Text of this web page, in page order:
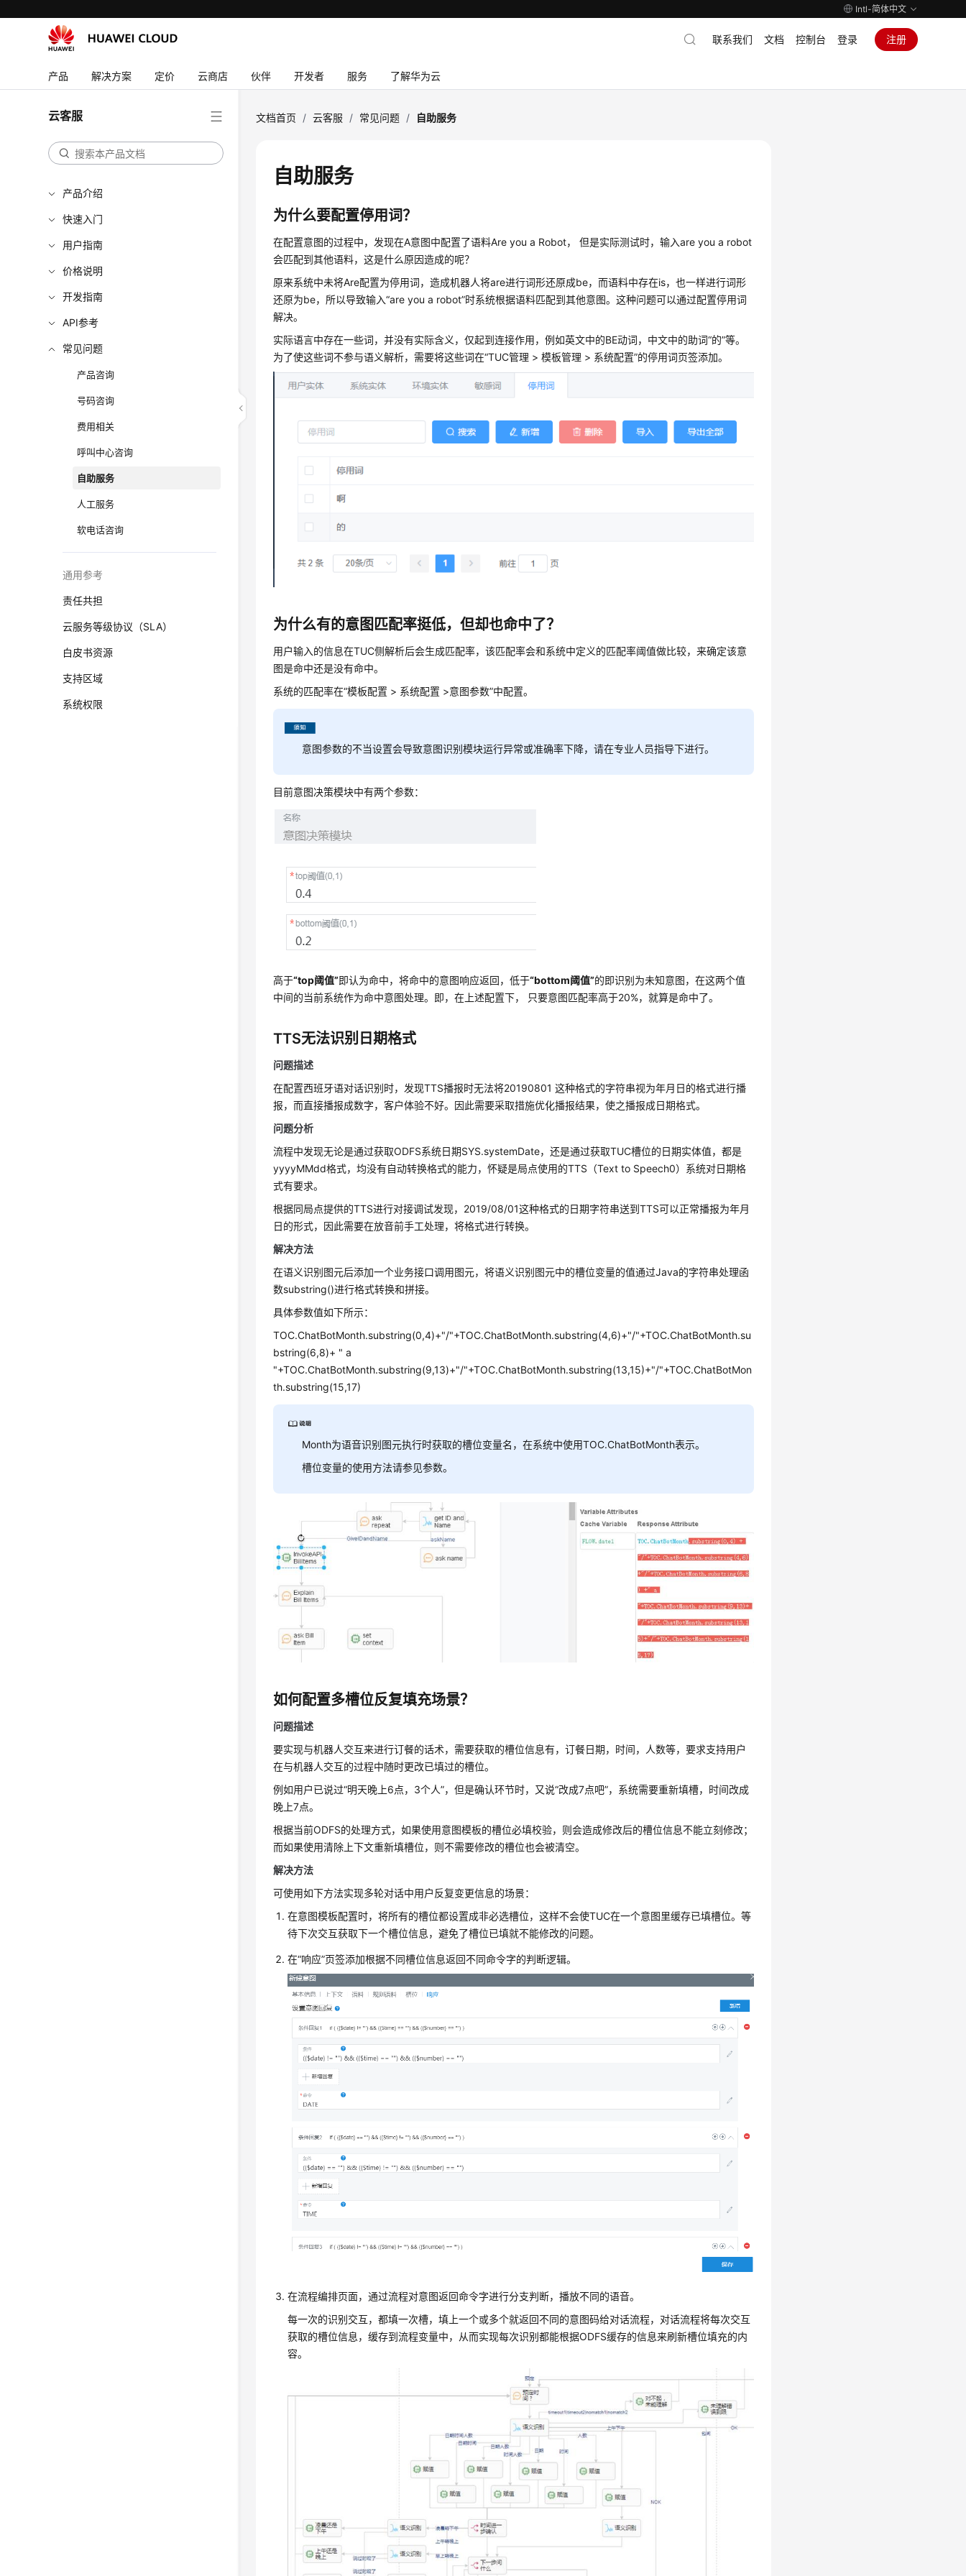
Intl-简体中文
产品 解决方案 定价 云商店 伙伴 开发者 服务 了解华为云
联系我们 文档 控制台 登录 注册
云客服
产品介绍
快速入门
用户指南
价格说明
开发指南
API参考
常见问题
产品咨询
号码咨询
费用相关
呼叫中心咨询
自助服务
人工服务
软电话咨询
通用参考
责任共担
云服务等级协议（SLA）
白皮书资源
支持区域
系统权限
文档首页 / 云客服 / 常见问题 / 自助服务
自助服务
为什么要配置停用词？
在配置意图的过程中，发现在A意图中配置了语料Are you a Robot， 但是实际测试时，输入are you a robot
会匹配到其他语料，这是什么原因造成的呢？
原来系统中未将Are配置为停用词，造成机器人将are进行词形还原成be，而语料中存在is，也一样进行词形
还原为be，所以导致输入“are you a robot”时系统根据语料匹配到其他意图。这种问题可以通过配置停用词
解决。
实际语言中存在一些词，并没有实际含义，仅起到连接作用，例如英文中的BE动词，中文中的助词“的”等。
为了使这些词不参与语义解析，需要将这些词在“TUC管理 > 模板管理 > 系统配置”的停用词页签添加。
为什么有的意图匹配率挺低，但却也命中了？
用户输入的信息在TUC侧解析后会生成匹配率，该匹配率会和系统中定义的匹配率阈值做比较，来确定该意
图是命中还是没有命中。
系统的匹配率在“模板配置 > 系统配置 >意图参数”中配置。
意图参数的不当设置会导致意图识别模块运行异常或准确率下降，请在专业人员指导下进行。
目前意图决策模块中有两个参数：
高于“top阈值”即认为命中，将命中的意图响应返回，低于“bottom阈值”的即识别为未知意图，在这两个值
中间的当前系统作为命中意图处理。即，在上述配置下， 只要意图匹配率高于20%，就算是命中了。
TTS无法识别日期格式
问题描述
在配置西班牙语对话识别时，发现TTS播报时无法将20190801 这种格式的字符串视为年月日的格式进行播
报，而直接播报成数字，客户体验不好。因此需要采取措施优化播报结果，使之播报成日期格式。
问题分析
流程中发现无论是通过获取ODFS系统日期SYS.systemDate，还是通过获取TUC槽位的日期实体值，都是
yyyyMMdd格式，均没有自动转换格式的能力，怀疑是局点使用的TTS（Text to Speech0）系统对日期格
式有要求。
根据同局点提供的TTS进行对接调试发现，2019/08/01这种格式的日期字符串送到TTS可以正常播报为年月
日的形式，因此需要在放音前手工处理，将格式进行转换。
解决方法
在语义识别图元后添加一个业务接口调用图元，将语义识别图元中的槽位变量的值通过Java的字符串处理函
数substring()进行格式转换和拼接。
具体参数值如下所示：
TOC.ChatBotMonth.substring(0,4)+"/"+TOC.ChatBotMonth.substring(4,6)+"/"+TOC.ChatBotMonth.su
bstring(6,8)+ " a
"+TOC.ChatBotMonth.substring(9,13)+"/"+TOC.ChatBotMonth.substring(13,15)+"/"+TOC.ChatBotMon
th.substring(15,17)
Month为语音识别图元执行时获取的槽位变量名，在系统中使用TOC.ChatBotMonth表示。
槽位变量的使用方法请参见参数。
如何配置多槽位反复填充场景？
问题描述
要实现与机器人交互来进行订餐的话术，需要获取的槽位信息有，订餐日期，时间，人数等，要求支持用户
在与机器人交互的过程中随时更改已填过的槽位。
例如用户已说过“明天晚上6点，3个人”，但是确认环节时，又说“改成7点吧”，系统需要重新填槽，时间改成
晚上7点。
根据当前ODFS的处理方式，如果使用意图模板的槽位必填校验，则会造成修改后的槽位信息不能立刻修改；
而如果使用清除上下文重新填槽位，则不需要修改的槽位也会被清空。
解决方法
可使用如下方法实现多轮对话中用户反复变更信息的场景：
在意图模板配置时，将所有的槽位都设置成非必选槽位，这样不会使TUC在一个意图里缓存已填槽位。等
待下次交互获取下一个槽位信息，避免了槽位已填就不能修改的问题。
在“响应”页签添加根据不同槽位信息返回不同命令字的判断逻辑。
在流程编排页面，通过流程对意图返回命令字进行分支判断，播放不同的语音。
每一次的识别交互，都填一次槽，填上一个或多个就返回不同的意图码给对话流程，对话流程将每次交互
获取的槽位信息，缓存到流程变量中，从而实现每次识别都能根据ODFS缓存的信息来刷新槽位填充的内
容。